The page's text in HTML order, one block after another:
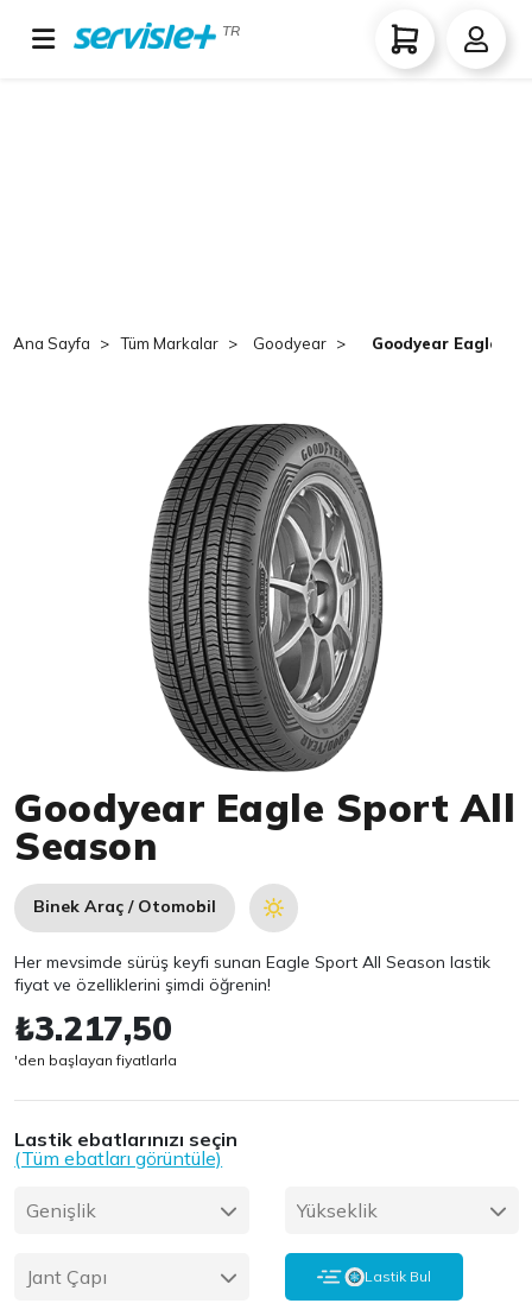
TR
Ana Sayfa Tüm Markalar Goodyear Goodyear Eagle
Goodyear Eagle Sport All
Season
Binek Araç / Otomobil
Her mevsimde sürüş keyfi sunan Eagle Sport All Season lastik
fiyat ve özelliklerini şimdi öğrenin!
₺3.217,50
'den başlayan fiyatlarla
Lastik ebatlarınızı seçin
(Tüm ebatları görüntüle)
Genişlik Yükseklik
Jant Çapı Lastik Bul